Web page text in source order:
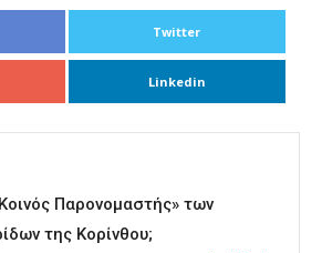
Twitter
Linkedin
Παρονομαστής» των
της Κορίνθου;